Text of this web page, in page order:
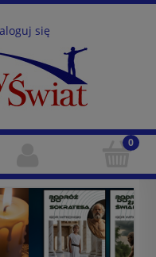
się